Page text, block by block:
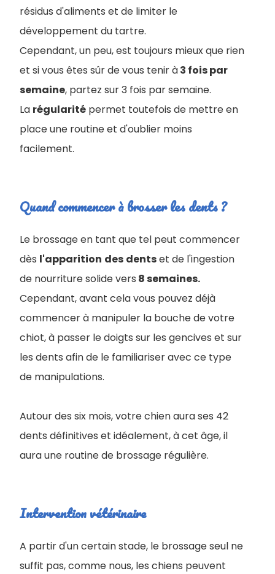
résidus d'aliments et de limiter le
développement du tartre.
Cependant, un peu, est toujours mieux que rien
et si vous êtes sûr de vous tenir à3 fois par
semaine, partez sur 3 fois par semaine.
La régularité permet toutefois de mettre en
place une routine et d'oublier moins
facilement.
Quand commencer à brosser les dents ?
Le brossage en tant que tel peut commencer
dès l'apparition des dentset de l'ingestion
de nourriture solide vers 8 semaines.
Cependant, avant cela vous pouvez déjà
commencer à manipuler la bouche de votre
chiot, à passer le doigts sur les gencives et sur
les dents afin de le familiariser avec ce type
de manipulations.
Autour des six mois, votre chien aura ses 42
dents définitives et idéalement, à cet âge, il
aura une routine de brossage régulière.
Intervention vétérinaire
A partir d'un certain stade, le brossage seul ne
suffit pas, comme nous, les chiens peuvent